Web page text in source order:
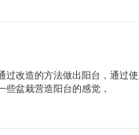
过改造的方法做出阳台，通过
盆栽营造阳台的感觉，